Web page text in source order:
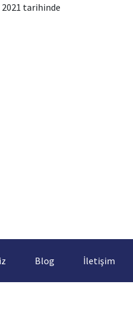
tarihinde
Blog İletişim